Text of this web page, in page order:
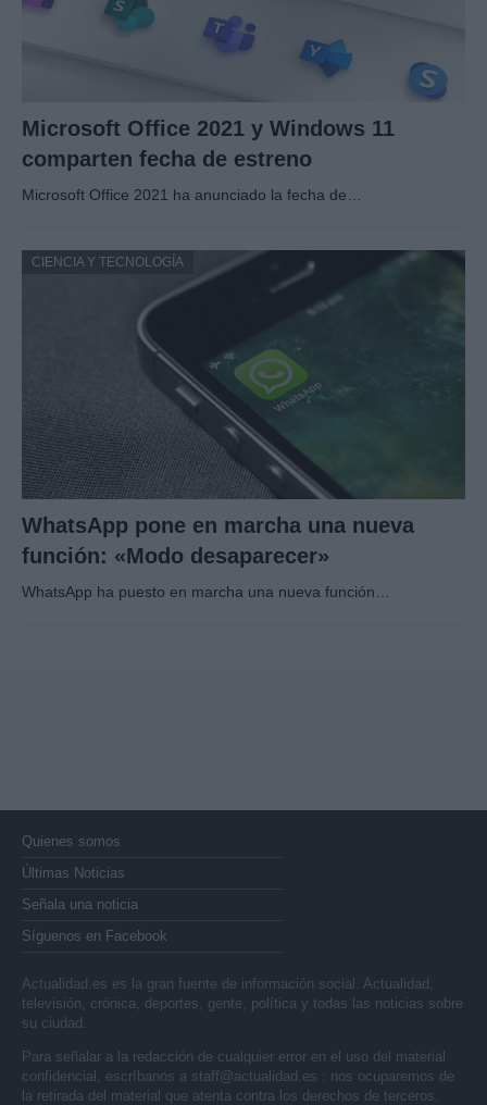
Microsoft Office 2021 y Windows 11
comparten fecha de estreno
Microsoft Office 2021 ha anunciado la fecha de…
CIENCIA Y TECNOLOGÍA
WhatsApp pone en marcha una nueva
función: «Modo desaparecer»
WhatsApp ha puesto en marcha una nueva función…
Quienes somos
Últimas Noticias
Señala una noticia
Síguenos en Facebook
Actualidad.es es la gran fuente de información social. Actualidad,
televisión, crónica, deportes, gente, política y todas las noticias sobre
su ciudad.
Para señalar a la redacción de cualquier error en el uso del material
confidencial, escríbanos a staff@actualidad.es : nos ocuparemos de
la retirada del material que atenta contra los derechos de terceros.